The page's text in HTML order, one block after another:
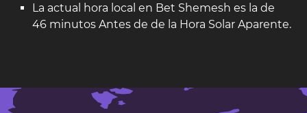
La actual hora local en Bet Shemesh es la de
46 minutos Antes de de la Hora Solar Aparente.